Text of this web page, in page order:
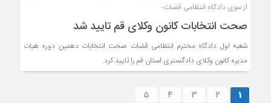
از سوی دادگاه انتظامی قضات؛
صحت انتخابات کانون وکلای قم تایید شد
شعبه اول دادگاه محترم انتظامی قضات صحت انتخابات دهمین دوره هیات
مدیره کانون وکلای دادگستری استان قم را تایید کرد.
1
2
3
4
5